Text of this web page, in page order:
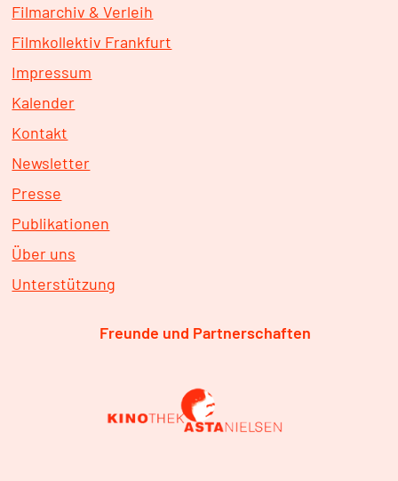
Filmarchiv & Verleih
Filmkollektiv Frankfurt
Impressum
Kalender
Kontakt
Newsletter
Presse
Publikationen
Über uns
Unterstützung
Freunde und Partnerschaften